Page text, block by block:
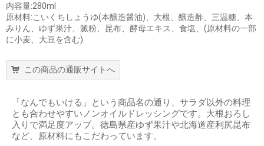
内容量:280ml
原材料:こいくちしょうゆ(本醸造醤油)、大根、醸造酢、三温糖、本
みりん、ゆず果汁、澱粉、昆布、酵母エキス、食塩、(原材料の一部
に小麦、大豆を含む)
この商品の通販サイトへ
「なんでもいける」という商品名の通り、サラダ以外の料理
とも合わせやすいノンオイルドレッシングです。大根おろし
入りで満足度アップ。徳島県産ゆず果汁や北海道産利尻昆布
など、原材料にもこだわっています。